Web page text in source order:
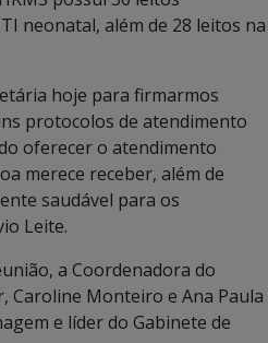
neonatal, além de 28 leitos na
hoje para firmarmos
protocolos de atendimento
oferecer o atendimento
merece receber, além de
saudável para os
Leite.
a Coordenadora do
Caroline Monteiro e Ana Paula
e líder do Gabinete de